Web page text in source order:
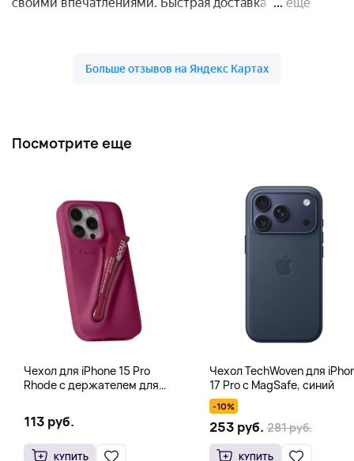
Посмотрите еще
Чехол для iPhone 15 Pro
Rhode с держателем для
113 руб.
КУПИТЬ
Чехол TechWoven для
17 Pro с MagSafe, синий
-10%
253 руб. 281 руб.
КУПИТЬ